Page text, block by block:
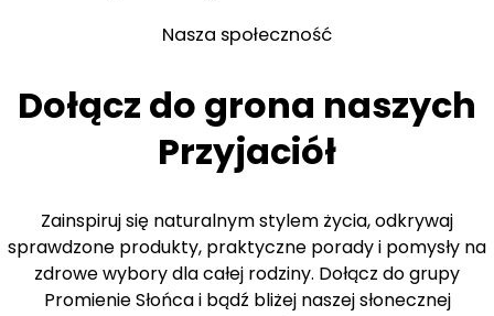
Nasza społeczność
Dołącz do grona naszych
Przyjaciół
Zainspiruj się naturalnym stylem życia, odkrywaj
sprawdzone produkty, praktyczne porady i pomysły na
zdrowe wybory dla całej rodziny. Dołącz do grupy
Promienie Słońca i bądź bliżej naszej słonecznej